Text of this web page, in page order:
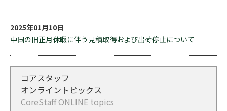
2025年01月10日
中国の旧正月休暇に伴う見積取得および出荷停止について
コアスタッフ
オンライントピックス
CoreStaff ONLINE topics